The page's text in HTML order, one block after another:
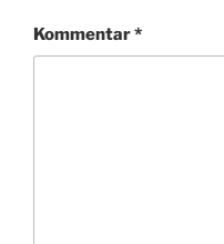
Kommentar*